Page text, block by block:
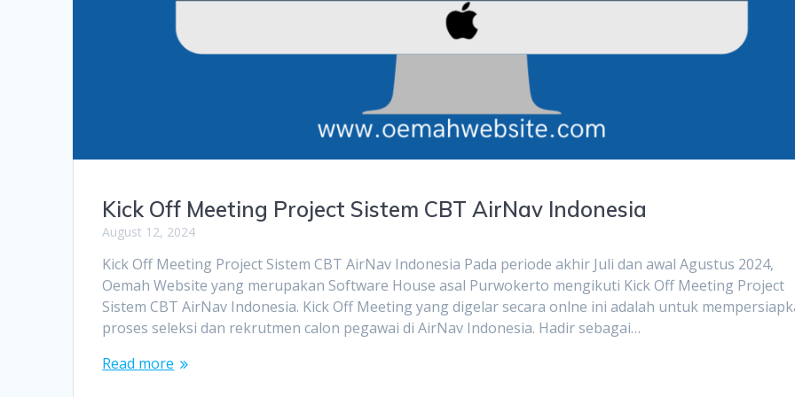
Kick Off Meeting Project Sistem CBT AirNav Indonesia
August 12, 2024
Kick Off Meeting Project Sistem CBT AirNav Indonesia Pada periode akhir Juli dan awal Agustus 2024,
Oemah Website yang merupakan Software House asal Purwokerto mengikuti Kick Off Meeting Project
Sistem CBT AirNav Indonesia. Kick Off Meeting yang digelar secara onlne ini adalah untuk
proses seleksi dan rekrutmen calon pegawai di AirNav Indonesia. Hadir sebagai…
Read more